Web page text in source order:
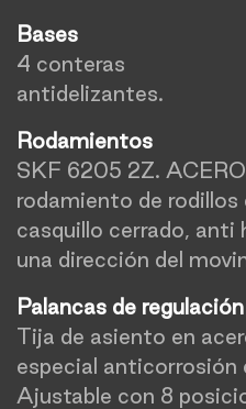
Bases
4 conteras
antidelizantes.
Rodamientos
SKF 6205 2Z.
rodamiento de rodillos
casquillo cerrado, anti
una dirección del
Palancas de regulación
Tija de asiento en
especial anticorrosión
Ajustable con 8